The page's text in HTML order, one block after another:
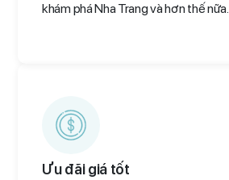
khám phá Nha Trang và hơn thế nữa.
Ưu đãi giá tốt